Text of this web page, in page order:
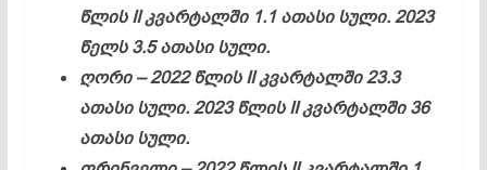
წლის II კვარტალში 1.1 ათასი სული. 2023
წელს 3.5 ათასი სული.
ღორი – 2022 წლის II კვარტალში 23.3
ათასი სული. 2023 წლის II კვარტალში 36
ათასი სული.